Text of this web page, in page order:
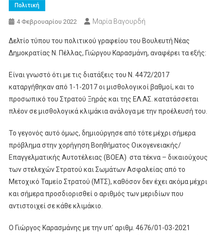
Πολιτική
4 Φεβρουαρίου 2022 Μαρία Βαγουρδή
Δελτίο τύπου του πολιτικού γραφείου του Βουλευτή Νέας
Δημοκρατίας Ν. Πέλλας, Γιώργου Καρασμάνη, αναφέρει τα εξής:
Είναι γνωστό ότι με τις διατάξεις του Ν. 4472/2017
καταργήθηκαν από 1-1-2017 οι μισθολογικοί βαθμοί, και το
προσωπικό του Στρατού Ξηράς και της ΕΛ.ΑΣ. κατατάσσεται
πλέον σε μισθολογικά κλιμάκια ανάλογα με την προέλευσή του.
Το γεγονός αυτό όμως, δημιούργησε από τότε μέχρι σήμερα
πρόβλημα στην χορήγηση Βοηθήματος Οικογενειακής/
Επαγγελματικής Αυτοτέλειας (ΒΟΕΑ) στα τέκνα – δικαιούχους
των στελεχών Στρατού και Σωμάτων Ασφαλείας από το
Μετοχικό Ταμείο Στρατού (ΜΤΣ), καθόσον δεν έχει ακόμα μέχρι
και σήμερα προσδιορισθεί ο αριθμός των μεριδίων που
αντιστοιχεί σε κάθε κλιμάκιο.
Ο Γιώργος Καρασμάνης με την υπ’ αριθμ. 4676/01-03-2021